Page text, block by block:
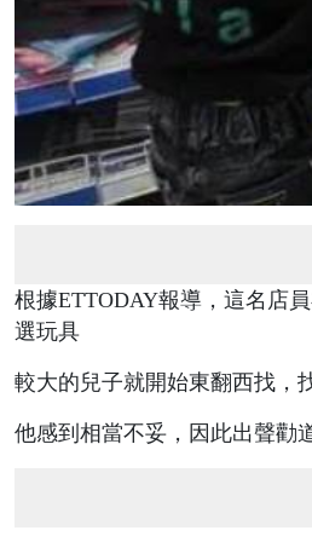
根據ETTODAY報導，這名店
選玩具
較大的兒子就開始東翻西找，
他感到相當不妥，因此出聲勸